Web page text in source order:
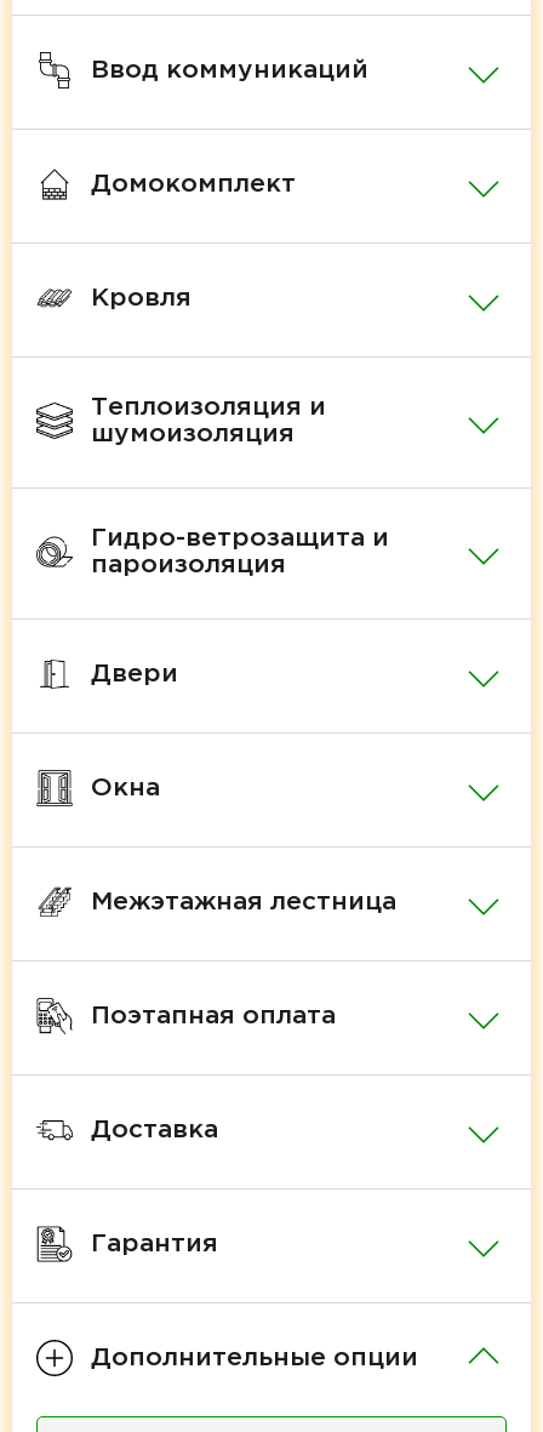
Ввод коммуникаций
Домокомплект
Кровля
Теплоизоляция и
шумоизоляция
Гидро-ветрозащита и
пароизоляция
Двери
Окна
Межэтажная лестница
Поэтапная оплата
Доставка
Гарантия
Дополнительные опции